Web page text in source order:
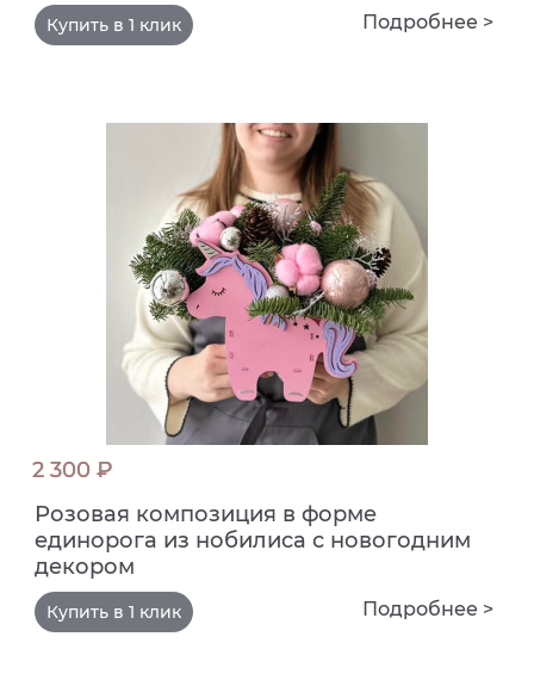
Купить в 1 клик Подробнее >
2 300 ₽
Розовая композиция в форме
единорога из нобилиса с новогодним
декором
Купить в 1 клик Подробнее >